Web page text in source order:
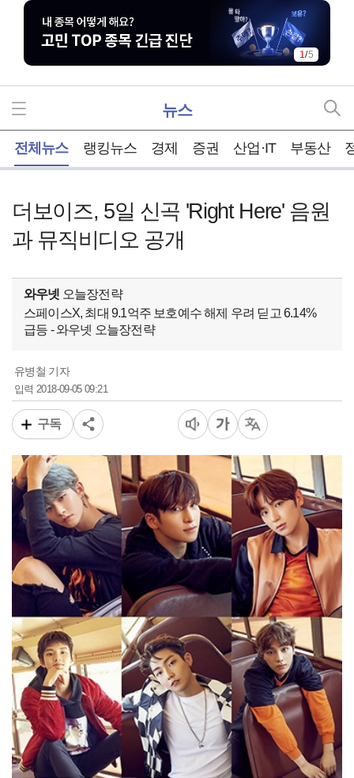
1/5
뉴스
전체뉴스 랭킹뉴스 경제 증권 산업·IT 부동산
더보이즈, 5일 신곡 'Right Here' 음원
과 뮤직비디오 공개
와우넷 오늘장전략
스페이스X, 최대 9.1억주 보호예수 해제 우려 딛고 6.14%
급등 - 와우넷 오늘장전략
유병철 기자
입력2018-09-05 09:21
구독